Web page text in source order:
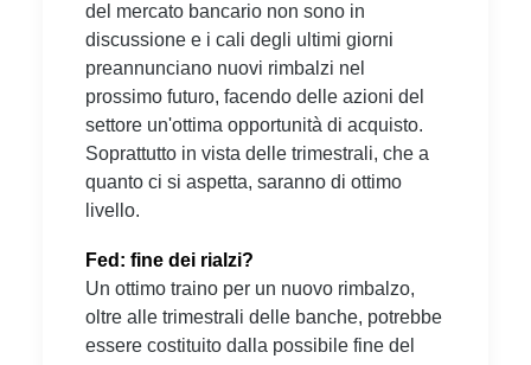
del mercato bancario non sono in
discussione e i cali degli ultimi giorni
preannunciano nuovi rimbalzi nel
prossimo futuro, facendo delle azioni del
settore un'ottima opportunità di acquisto.
Soprattutto in vista delle trimestrali, che a
quanto ci si aspetta, saranno di ottimo
livello.
Fed: fine dei rialzi?
Un ottimo traino per un nuovo rimbalzo,
oltre alle trimestrali delle banche, potrebbe
essere costituito dalla possibile fine del